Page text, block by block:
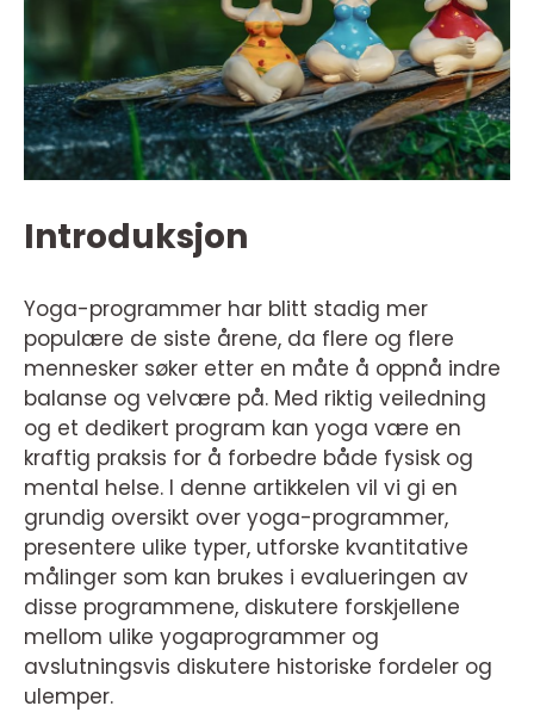
Introduksjon
Yoga-programmer har blitt stadig mer
populære de siste årene, da flere og flere
mennesker søker etter en måte å oppnå indre
balanse og velvære på. Med riktig veiledning
og et dedikert program kan yoga være en
kraftig praksis for å forbedre både fysisk og
mental helse. I denne artikkelen vil vi gi en
grundig oversikt over yoga-programmer,
presentere ulike typer, utforske kvantitative
målinger som kan brukes i evalueringen av
disse programmene, diskutere forskjellene
mellom ulike yogaprogrammer og
avslutningsvis diskutere historiske fordeler og
ulemper.